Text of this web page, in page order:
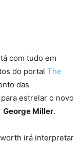
com tudo em
do portal The
das
estrelar o novo
George Miller.
irá interpretar